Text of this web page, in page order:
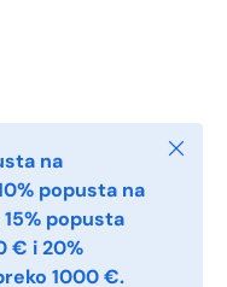
na
popusta na
popusta
€ i 20%
1000 €.